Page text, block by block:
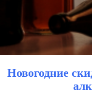
Новогодние